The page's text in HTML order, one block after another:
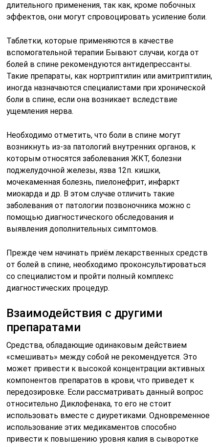
длительного применения, так как, кроме побочных
эффектов, они могут спровоцировать усиление боли.
Таблетки, которые применяются в качестве
вспомогательной терапии Бывают случаи, когда от
болей в спине рекомендуются антидепрессанты.
Такие препараты, как нортриптилин или амитриптилин,
иногда назначаются специалистами при хронической
боли в спине, если она возникает вследствие
ущемления нерва.
Необходимо отметить, что боли в спине могут
возникнуть из-за патологий внутренних органов, к
которым относятся заболевания ЖКТ, болезни
поджелудочной железы, язва 12п. кишки,
мочекаменная болезнь, пиелонефрит, инфаркт
миокарда и др. В этом случае отличить такие
заболевания от патологии позвоночника можно с
помощью диагностического обследования и
выявления дополнительных симптомов.
Прежде чем начинать приём лекарственных средств
от болей в спине, необходимо проконсультироваться
со специалистом и пройти полный комплекс
диагностических процедур.
Взаимодействия с другими
препаратами
Средства, обладающие одинаковым действием
«смешивать» между собой не рекомендуется. Это
может привести к высокой концентрации активных
компонентов препаратов в крови, что приведет к
передозировке. Если рассматривать данный вопрос
относительно Диклофенака, то его не стоит
использовать вместе с диуретиками. Одновременное
использование этих медикаментов способно
привести к повышению уровня калия в сыворотке